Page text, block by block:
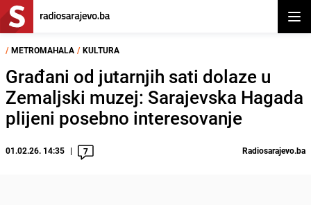
/ METROMAHALA / KULTURA
Građani od jutarnjih sati dolaze u
Zemaljski muzej: Sarajevska Hagada
plijeni posebno interesovanje
01.02.26. 14:35 7 Radiosarajevo.ba